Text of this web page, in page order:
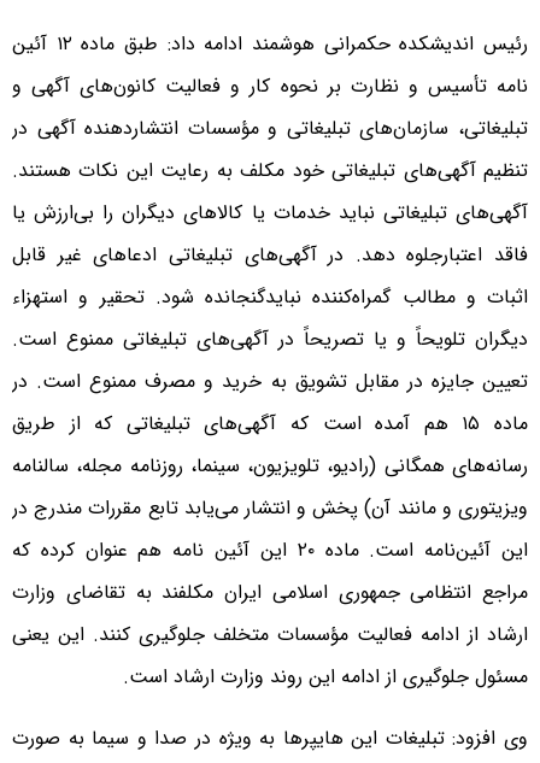
‌رئیس اندیشکده حکمرانی هوشمند ادامه داد: طبق ماده ۱۲ آئین
نامه تأسیس و نظارت بر نحوه کار و فعالیت کانون‌های آگهی و
تبلیغاتی، سازمان‌های تبلیغاتی و مؤسسات انتشاردهنده آگهی در
تنظیم آگهی‌های تبلیغاتی خود مکلف به رعایت این نکات هستند.
آگهی‌های تبلیغاتی نباید خدمات یا کالاهای دیگران را بی‌ارزش یا
فاقد اعتبارجلوه دهد. در آگهی‌های تبلیغاتی ادعاهای غیر قابل
اثبات و مطالب گمراه‌کننده نبایدگنجانده شود. تحقیر و استهزاء
دیگران تلویحاً و یا تصریحاً در آگهی‌های تبلیغاتی ممنوع است.
تعیین جایزه در مقابل تشویق به خرید و مصرف ممنوع است. در
ماده ۱۵ هم آمده است که آگهی‌های تبلیغاتی که از طریق
رسانه‌های همگانی (‌رادیو، تلویزیون، سینما، روزنامه مجله، سالنامه
ویزیتوری و مانند آن) پخش و انتشار می‌یابد تابع مقررات مندرج در
این آئین‌نامه است. ماده ۲۰ این آئین نامه هم عنوان کرده که
مراجع انتظامی جمهوری اسلامی ایران مکلفند به تقاضای وزارت
ارشاد از ادامه فعالیت مؤسسات متخلف جلوگیری کنند. این یعنی
مسئول جلوگیری از ادامه این روند وزارت ارشاد است.
وی افزود: تبلیغات این هایپرها به ویژه در صدا و سیما به صورت